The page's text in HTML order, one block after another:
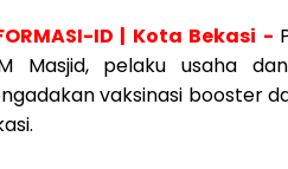
ID | Kota Bekasi -
Masjid, pelaku usaha
vaksinasi booster